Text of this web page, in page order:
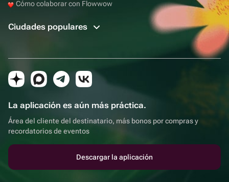
Cómo colaborar con Flowwow
Ciudades populares
La aplicación es aún más práctica.
Área del cliente del destinatario, más bonos por compras y
recordatorios de eventos
Descargar la aplicación